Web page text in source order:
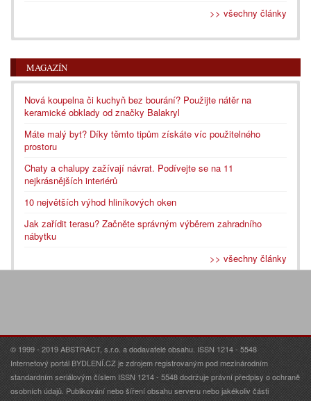
>> všechny články
MAGAZÍN
Nová koupelna či kuchyň bez bourání? Použijte nátěr na
keramické obklady od značky Balakryl
Máte malý byt? Díky těmto tipům získáte víc použitelného
prostoru
Chaty a chalupy zažívají návrat. Podívejte se na 11
nejkrásnějších interiérů
10 největších výhod hliníkových oken
Jak zařídit terasu? Začněte správným výběrem zahradního
nábytku
>> všechny články
© 1999 - 2019 ABSTRACT, s.r.o. a dodavatelé obsahu. ISSN 1214 - 5548
Internetový portál BYDLENÍ.CZ je zdrojem registrovaným pod mezinárodním
standardním seriálovým číslem ISSN 1214 - 5548 dodržuje právní předpisy o ochraně
osobních údajů. Publikování nebo šíření obsahu serveru nebo jakékoliv části